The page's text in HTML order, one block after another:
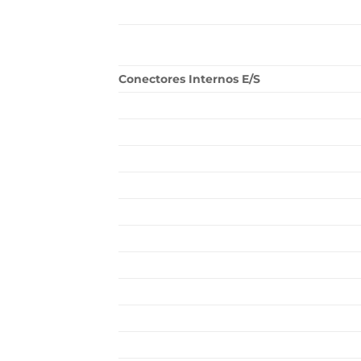
Conectores Internos E/S